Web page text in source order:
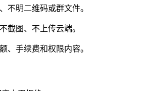
不明二维码或群文件。
截图、不上传云端。
、手续费和权限内容。